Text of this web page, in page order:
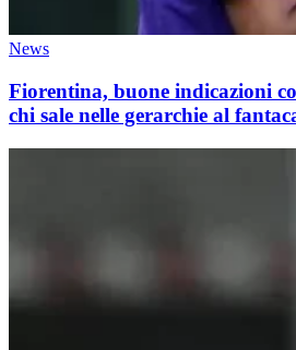
News
Fiorentina, buone indicazioni
chi sale nelle gerarchie al